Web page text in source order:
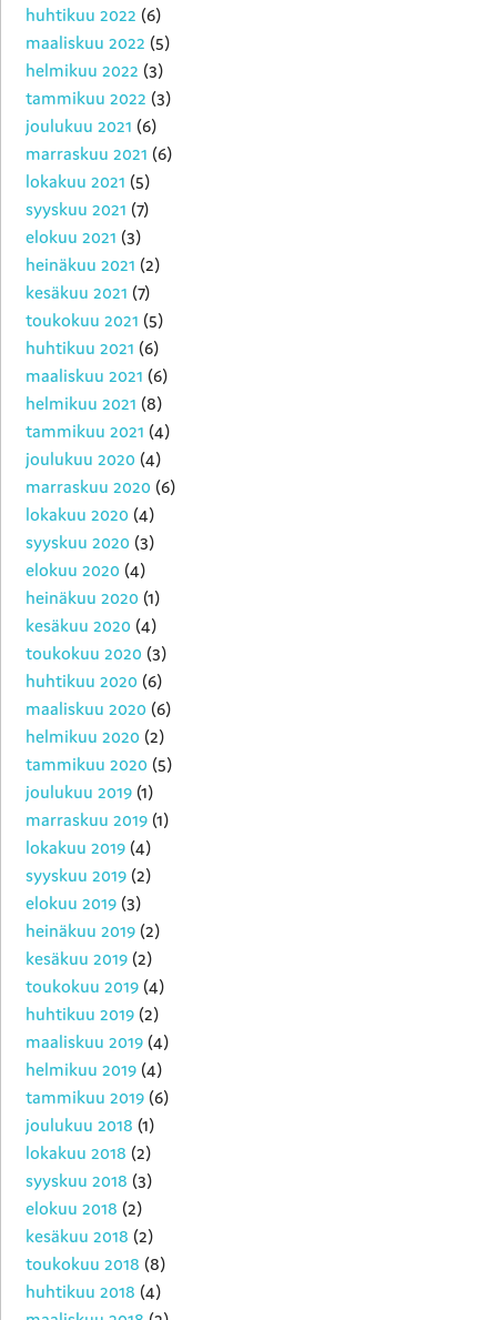
huhtikuu 2022 (6)
maaliskuu 2022 (5)
helmikuu 2022 (3)
tammikuu 2022 (3)
joulukuu 2021 (6)
marraskuu 2021 (6)
lokakuu 2021 (5)
syyskuu 2021 (7)
elokuu 2021 (3)
heinäkuu 2021 (2)
kesäkuu 2021 (7)
toukokuu 2021 (5)
huhtikuu 2021 (6)
maaliskuu 2021 (6)
helmikuu 2021 (8)
tammikuu 2021 (4)
joulukuu 2020 (4)
marraskuu 2020 (6)
lokakuu 2020 (4)
syyskuu 2020 (3)
elokuu 2020 (4)
heinäkuu 2020 (1)
kesäkuu 2020 (4)
toukokuu 2020 (3)
huhtikuu 2020 (6)
maaliskuu 2020 (6)
helmikuu 2020 (2)
tammikuu 2020 (5)
joulukuu 2019 (1)
marraskuu 2019 (1)
lokakuu 2019 (4)
syyskuu 2019 (2)
elokuu 2019 (3)
heinäkuu 2019 (2)
kesäkuu 2019 (2)
toukokuu 2019 (4)
huhtikuu 2019 (2)
maaliskuu 2019 (4)
helmikuu 2019 (4)
tammikuu 2019 (6)
joulukuu 2018 (1)
lokakuu 2018 (2)
syyskuu 2018 (3)
elokuu 2018 (2)
kesäkuu 2018 (2)
toukokuu 2018 (8)
huhtikuu 2018 (4)